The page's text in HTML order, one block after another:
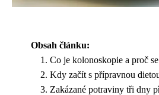
Obsah článku:
Co je kolonoskopie a proč
Kdy začít s přípravnou
Zakázané potraviny tři dny